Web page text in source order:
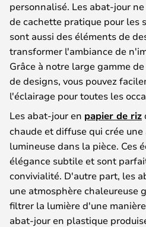
personnalisé. Les abat-jour
de cachette pratique pour les
sont aussi des éléments de
transformer l'ambiance de
Grâce à notre large gamme
de designs, vous pouvez
l'éclairage pour toutes les
Les abat-jour en papier de riz
chaude et diffuse qui crée
lumineuse dans la pièce. Ces
élégance subtile et sont
convivialité. D'autre part, les
une atmosphère chaleureuse
filtrer la lumière d'une
abat-jour en plastique